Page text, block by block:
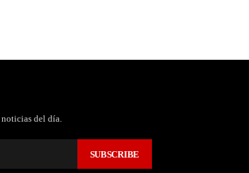
noticias del día.
SUBSCRIBE